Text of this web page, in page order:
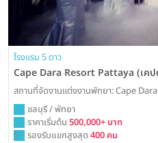
โรงแรม 5 ดาว
Cape Dara Resort Pattaya (เคป
สถานที่จัดงานแต่งงานพัทยา: Cape
ชลบุรี / พัทยา
ราคาเริ่มต้น 500,000+ บาท
รองรับแขกสูงสุด 400 คน